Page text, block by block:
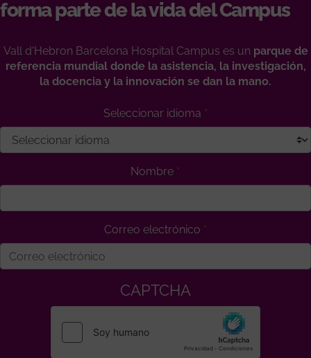
forma parte de la vida del Campus
Vall d'Hebron Barcelona Hospital Campus es un parque de
referencia mundial donde la asistencia, la investigación,
la docencia y la innovación se dan la mano.
Seleccionar idioma
Nombre
Correo electrónico
CAPTCHA